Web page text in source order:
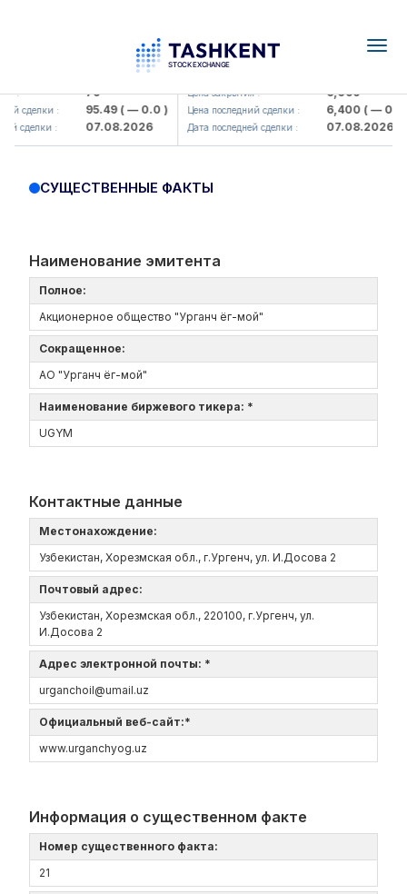
: 79
сделки : 95.49( — 0.0 )
сделки : 07.08.2026
UZMK (<O'zmetkombinat> AJ)
Цена закрытия : 6,099
Цена последний сделки : 6,400( — 0.0 )
Дата последней сделки : 07.08.2026
СУЩЕСТВЕННЫЕ ФАКТЫ
Наименование эмитента
Полное:
Акционерное общество "Урганч ёг-мой"
Сокращенное:
АО "Урганч ёг-мой"
Наименование биржевого тикера: *
UGYM
Контактные данные
Местонахождение:
Узбекистан, Хорезмская обл., г.Ургенч, ул. И.Досова 2
Почтовый адрес:
Узбекистан, Хорезмская обл., 220100, г.Ургенч, ул.
И.Досова 2
Адрес электронной почты: *
urganchoil@umail.uz
Официальный веб-сайт:*
www.urganchyog.uz
Информация о существенном факте
Номер существенного факта:
21